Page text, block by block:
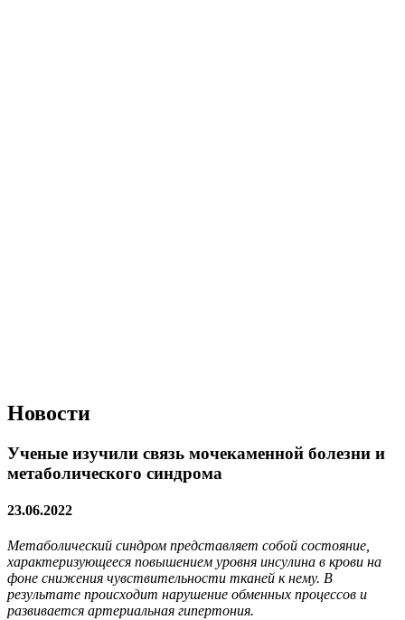
Новости
Ученые изучили связь мочекаменной болезни и
метаболического синдрома
23.06.2022
Метаболический синдром представляет собой состояние,
характеризующееся повышением уровня инсулина в крови на
фоне снижения чувствительности тканей к нему. В
результате происходит нарушение обменных процессов и
развивается артериальная гипертония.